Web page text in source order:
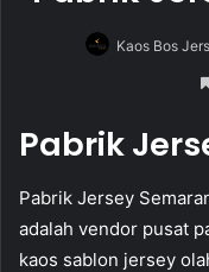
Kaos Bos
Pabrik
Pabrik Jersey
adalah vendor pusat
kaos sablon jersey